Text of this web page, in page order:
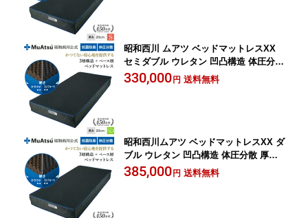
昭和西川 ムアツ ベッドマットレスXX
セミダブル ウレタン 凹凸構造 体圧分散
厚さ20cm 抗菌 防臭 通気性 側地洗濯可
ムアツ ベッド
330,000 円 送料無料
昭和西川ムアツ ベッドマットレスXX ダ
ブル ウレタン 凹凸構造 体圧分散 厚さ2
0cm 抗菌 防臭 通気性 側地洗濯可 グレ
ー ムアツ ベッド
385,000 円 送料無料